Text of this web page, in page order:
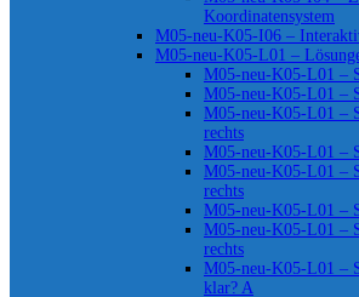
Koordinatensystem
M05-neu-K05-I06 –
M05-neu-K05-L01 –
M05-neu-K05-L01 –
M05-neu-K05-L01 –
M05-neu-K05-L01 –
rechts
M05-neu-K05-L01 –
M05-neu-K05-L01 –
rechts
M05-neu-K05-L01 –
M05-neu-K05-L01 –
rechts
M05-neu-K05-L01 –
klar? A